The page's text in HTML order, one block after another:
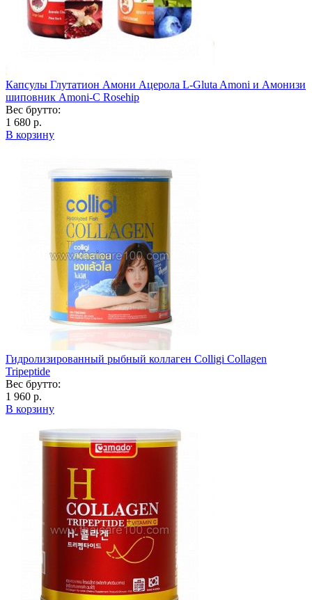
Капсулы Глутатион Амони Ацерола L-Gluta Amoni и Амонизи
шиповник Amoni-C Rosehip
Вес брутто:
1 680 р.
В корзину
Гидролизированный рыбный коллаген Colligi Collagen
Tripeptide
Вес брутто:
1 960 р.
В корзину